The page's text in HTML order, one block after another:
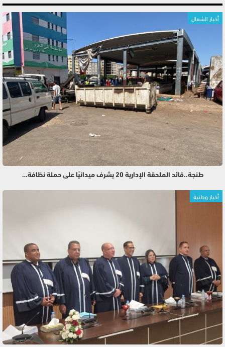
أخبار الشمال
طنجة..قائد الملحقة الإدارية 20 يشرف ميدانيًا على حملة نظافة…
أخبار وطنية